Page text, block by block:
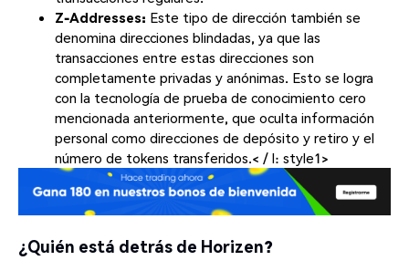
Z-Addresses: Este tipo de dirección también se
denomina direcciones blindadas, ya que las
transacciones entre estas direcciones son
completamente privadas y anónimas. Esto se logra
con la tecnología de prueba de conocimiento cero
mencionada anteriormente, que oculta información
personal como direcciones de depósito y retiro y el
número de tokens transferidos.< / l: style1>
¿Quién está detrás de Horizen?